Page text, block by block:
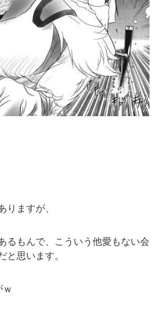
りますが、
るもんで、こういう他愛もない会
と思います。